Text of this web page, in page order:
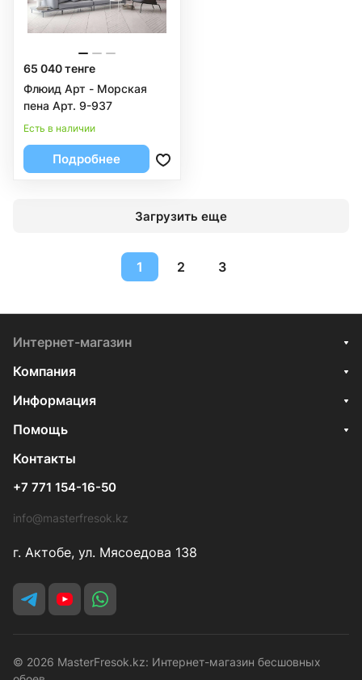
65 040 тенге
Флюид Арт - Морская
пена Арт. 9-937
Есть в наличии
Подробнее
Загрузить еще
1 2 3
Интернет-магазин
Компания
Информация
Помощь
Контакты
+7 771 154-16-50
info@masterfresok.kz
г. Актобе, ул. Мясоедова 138
© 2026 MasterFresok.kz: Интернет-магазин бесшовных